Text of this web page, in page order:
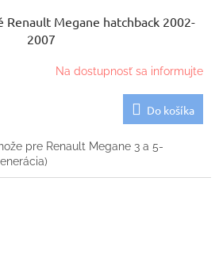
Megane hatchback 2002-
2007
Na dostupnosť sa informujte
Do košíka
pre Renault Megane 3 a 5-